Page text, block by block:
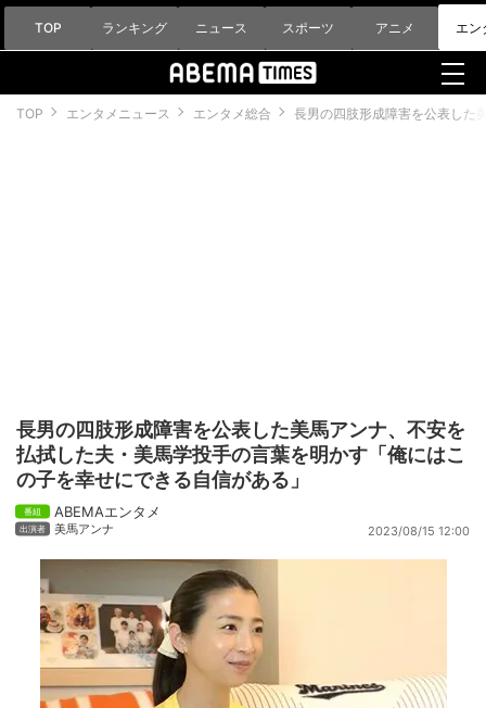
TOP ランキング ニュース スポーツ アニメ エン
TOP エンタメニュース エンタメ総合 長男の四肢形成障害を公表した
長男の四肢形成障害を公表した美馬アンナ、不安を
払拭した夫・美馬学投手の言葉を明かす「俺にはこ
の子を幸せにできる自信がある」
ABEMAエンタメ
美馬アンナ 2023/08/15 12:00